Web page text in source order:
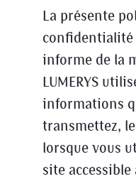
La présente
informe de la
LUMERYS
informations
transmettez,
lorsque vous
site accessible